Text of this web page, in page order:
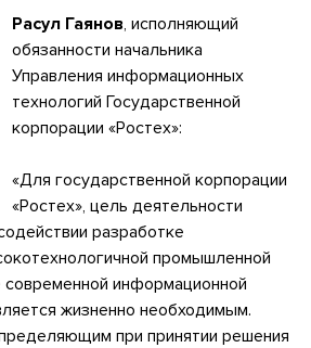
Расул Гаянов, исполняющий
обязанности начальника
Управления информационных
технологий Государственной
корпорации «Ростех»:
«Для государственной корпорации
«Ростех», цель деятельности
разработке
промышленной
современной информационной
жизненно необходимым.
при принятии решения